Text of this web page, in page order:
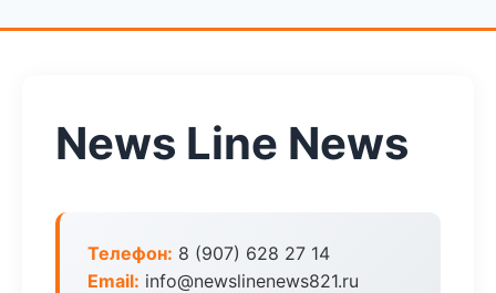
News Line News
Телефон: 8 (907) 628 27 14
Email: info@newslinenews821.ru